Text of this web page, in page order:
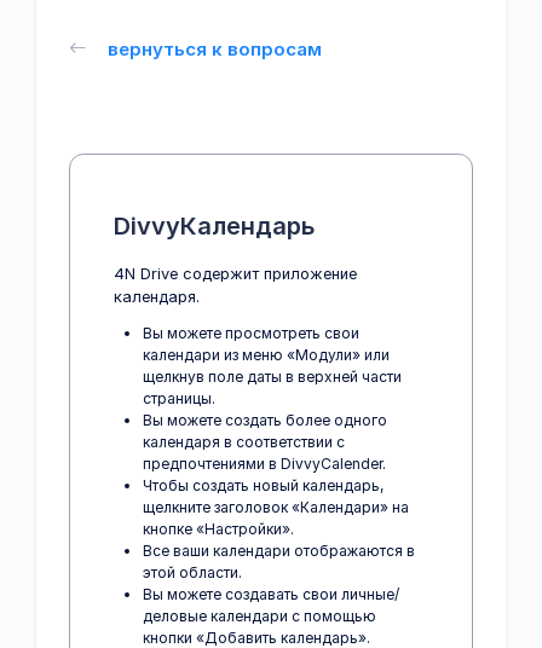
вернуться к вопросам
DivvyКалендарь
4N Drive содержит приложение
календаря.
Вы можете просмотреть свои
календари из меню «Модули» или
щелкнув поле даты в верхней части
страницы.
Вы можете создать более одного
календаря в соответствии с
предпочтениями в DivvyCalender.
Чтобы создать новый календарь,
щелкните заголовок «Календари» на
кнопке «Настройки».
Все ваши календари отображаются в
этой области.
Вы можете создавать свои личные/
деловые календари с помощью
кнопки «Добавить календарь».